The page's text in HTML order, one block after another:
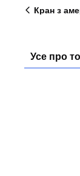
Кран з
Усе про